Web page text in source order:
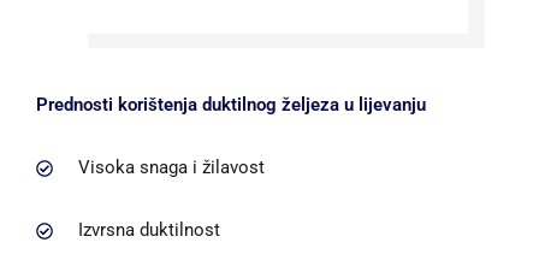
Prednosti korištenja duktilnog željeza u lijevanju
Visoka snaga i žilavost
Izvrsna duktilnost